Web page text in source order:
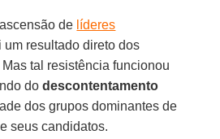
de líderes
um resultado direto dos
tal resistência funcionou
dodescontentamento
dos grupos dominantes de
seus candidatos.